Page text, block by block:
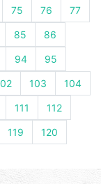
75 76 77
85 86
94 95
103 104
111 112
119 120